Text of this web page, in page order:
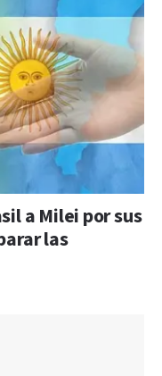
a Milei por sus
las